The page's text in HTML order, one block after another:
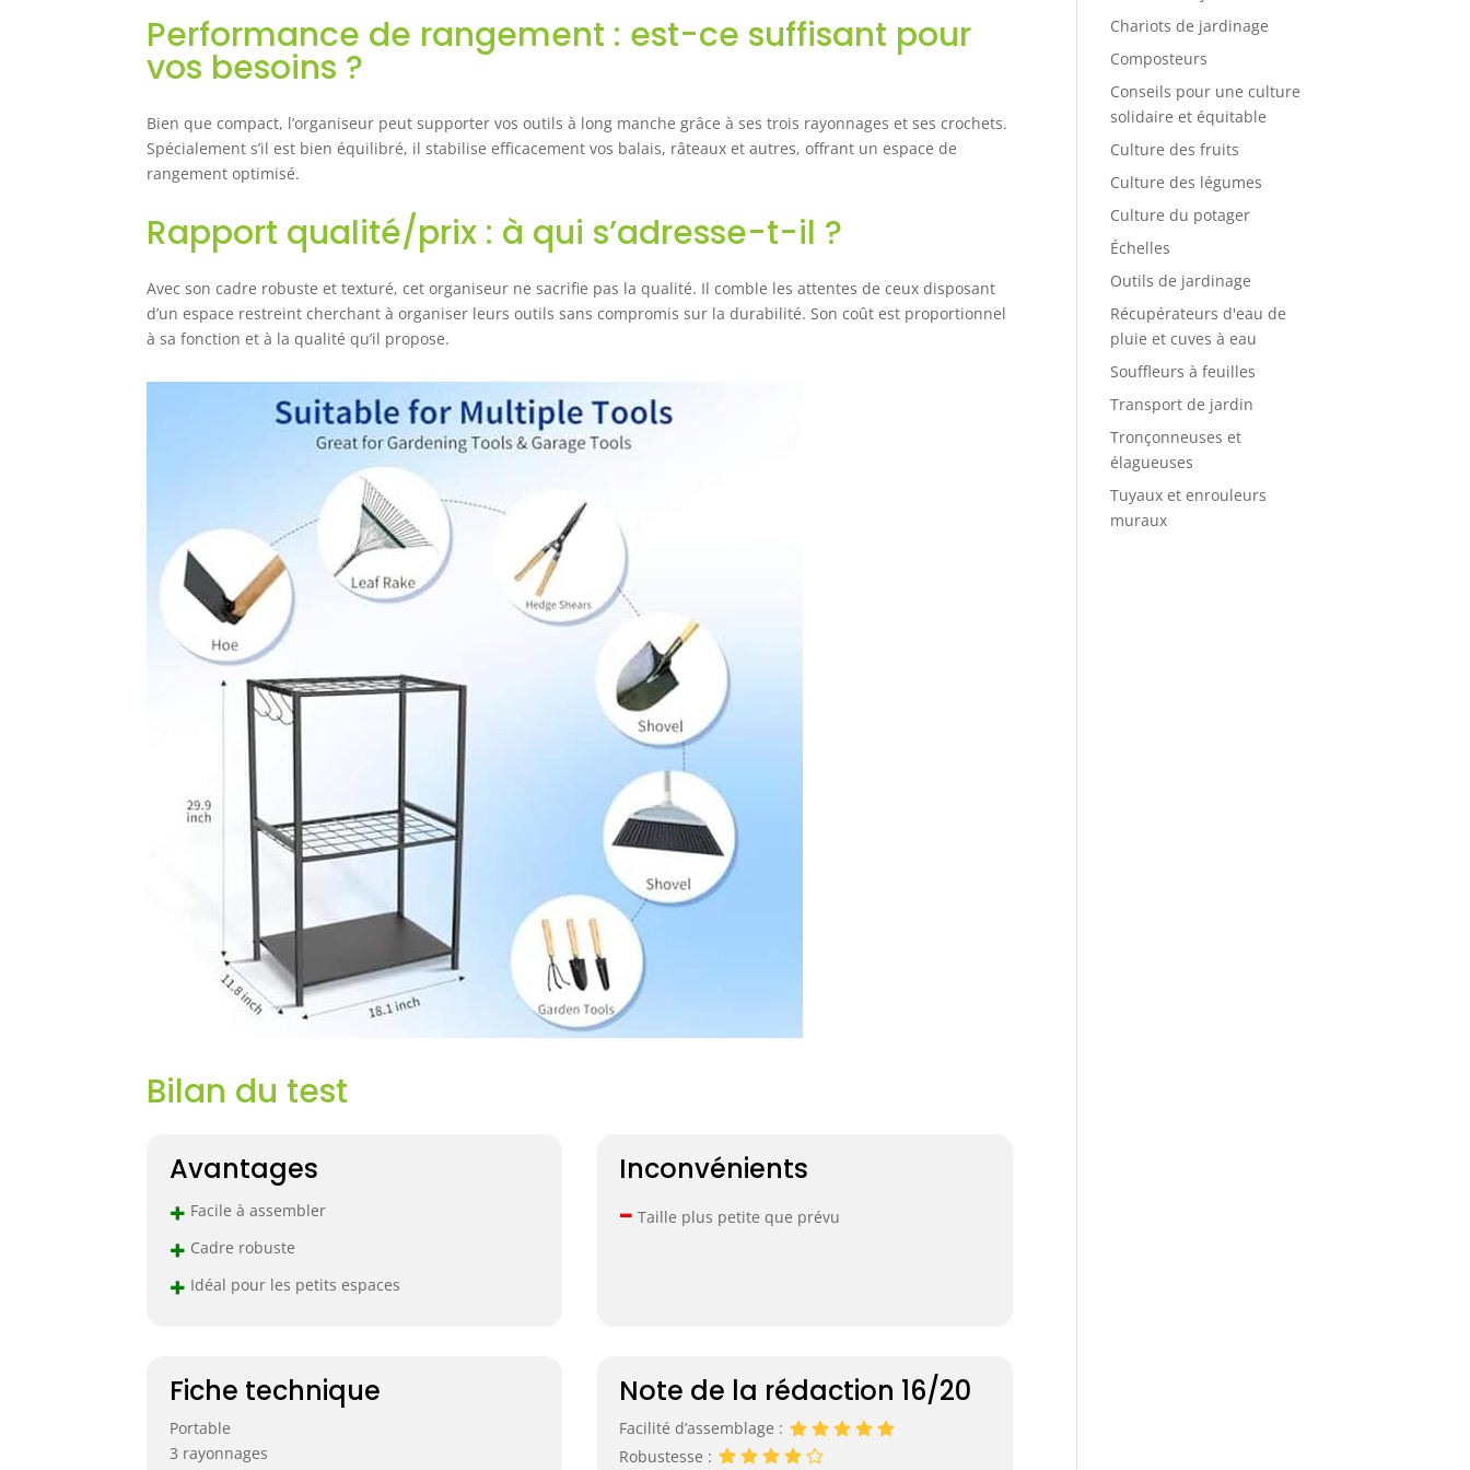
votre travail et à votre vie 【Service après-vente sans soucis】
L'organisateur d'outils de jardin permet à vos outils d'être
jardin ou de l'espace de rangement extérieur. Évitez les
risques de trébuchement. Nous offrons également une
politique de retour et de remboursement inconditionnelle de
Performance de rangement : est-ce suffisant pour
vos besoins ?
Bien que compact, l’organiseur peut supporter vos outils à long manche grâce à ses trois rayonnages et ses crochets.
Spécialement s’il est bien équilibré, il stabilise efficacement vos balais, râteaux et autres, offrant un espace de
rangement optimisé.
Rapport qualité/prix : à qui s’adresse-t-il ?
Avec son cadre robuste et texturé, cet organiseur ne sacrifie pas la qualité. Il comble les attentes de ceux disposant
d’un espace restreint cherchant à organiser leurs outils sans compromis sur la durabilité. Son coût est proportionnel
à sa fonction et à la qualité qu’il propose.
Bilan du test
Avantages
+ Facile à assembler
+ Cadre robuste
+ Idéal pour les petits espaces
Inconvénients
– Taille plus petite que prévu
Fiche technique
Portable
3 rayonnages
Note de la rédaction 16/20
Facilité d’assemblage :
Robustesse :
Chariots de jardinage
Composteurs
Conseils pour une culture
solidaire et équitable
Culture des fruits
Culture des légumes
Culture du potager
Échelles
Outils de jardinage
Récupérateurs d'eau de
pluie et cuves à eau
Souffleurs à feuilles
Transport de jardin
Tronçonneuses et
élagueuses
Tuyaux et enrouleurs
muraux